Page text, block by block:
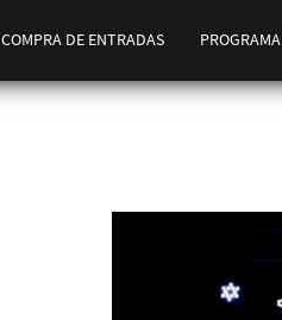
COMPRA DE ENTRADAS PROGRAMA